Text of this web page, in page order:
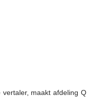
maakt afdeling Q